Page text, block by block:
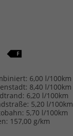
6,00 l/100km
8,40 l/100km
6,20 l/100km
5,20 l/100km
5,70 l/100km
157,00 g/km